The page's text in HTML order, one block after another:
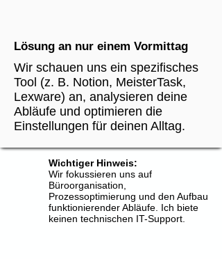
Lösung an nur einem Vormittag
Wir schauen uns ein spezifisches
Tool (z. B. Notion, MeisterTask,
Lexware) an, analysieren deine
Abläufe und optimieren die
Einstellungen für deinen Alltag.
Wichtiger Hinweis:
Wir fokussieren uns auf
Büroorganisation,
Prozessoptimierung und den Aufbau
funktionierender Abläufe. Ich biete
keinen technischen IT-Support.